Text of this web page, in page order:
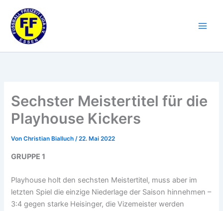
Inhalt
springen
Sechster Meistertitel für die
Playhouse Kickers
VonChristian Bialluch/22. Mai 2022
GRUPPE 1
Playhouse holt den sechsten Meistertitel, muss aber im
letzten Spiel die einzige Niederlage der Saison hinnehmen –
3:4 gegen starke Heisinger, die Vizemeister werden